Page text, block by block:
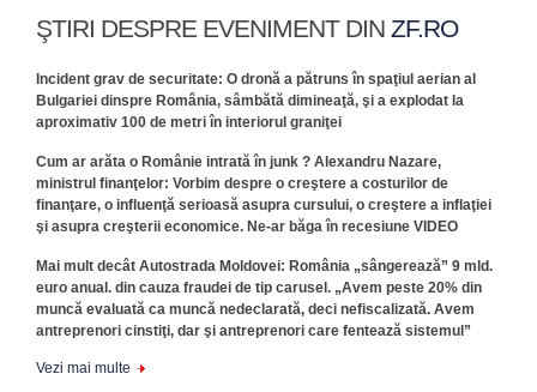
ŞTIRI DESPRE EVENIMENT DIN ZF.RO
Incident grav de securitate: O dronă a pătruns în spaţiul aerian al
Bulgariei dinspre România, sâmbătă dimineaţă, şi a explodat la
aproximativ 100 de metri în interiorul graniţei
Cum ar arăta o Românie intrată în junk ? Alexandru Nazare,
ministrul finanţelor: Vorbim despre o creştere a costurilor de
finanţare, o influenţă serioasă asupra cursului, o creştere a inflaţiei
şi asupra creşterii economice. Ne-ar băga în recesiune VIDEO
Mai mult decât Autostrada Moldovei: România „sângerează” 9 mld.
euro anual. din cauza fraudei de tip carusel. „Avem peste 20% din
muncă evaluată ca muncă nedeclarată, deci nefiscalizată. Avem
antreprenori cinstiţi, dar şi antreprenori care fentează sistemul”
Vezi mai multe